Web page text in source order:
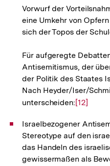
Vorwurf der
eine Umkehr von
sich der Topos der
Für aufgeregte
Antisemitismus, der
der Politik des Staates
Nach Heyder/Iser/
unterscheiden:Zur
der
Fußnote
[12]
Israelbezogener
Stereotype auf den
das Handeln des
gewissermaßen als